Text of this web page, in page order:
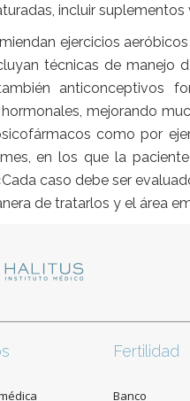
incluir suplementos
ejercicios
técnicas de manejo
anticonceptivos
mejorando
como por
en los que la
caso debe ser
de tratarlos y el área
Fertilidad
Banco